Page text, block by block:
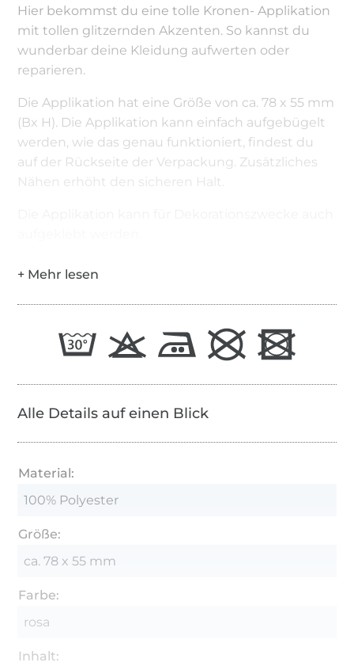
Hier bekommst du eine tolle Kronen- Applikation
mit tollen glitzernden Akzenten. So kannst du
wunderbar deine Kleidung aufwerten oder
reparieren.
Die Applikation hat eine Größe von ca. 78 x 55 mm
(Bx H). Die Applikation kann einfach aufgebügelt
werden, wie das genau funktioniert, findest du
auf der Rückseite der Verpackung. Zusätzliches
Nähen erhöht den sicheren Halt.
Alle Details auf einen Blick
Material:
100% Polyester
Größe:
ca. 78 x 55 mm
Farbe:
rosa
Inhalt: